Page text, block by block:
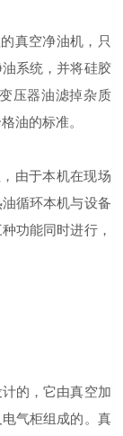
真空净油机，只
系统，并将硅胶
压器油滤掉杂质
油的标准。
由于本机在现场
循环本机与设备
功能同时进行，
的，它由真空加
气柜组成的。真